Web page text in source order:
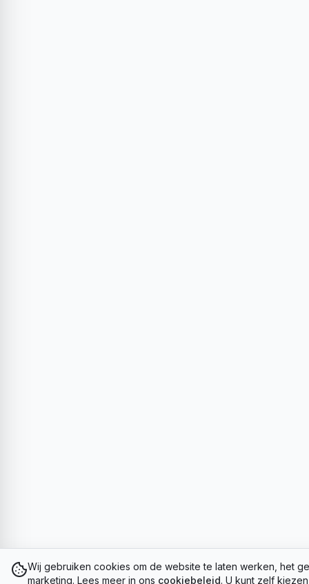
Wij gebruiken cookies om de website te laten werken, het
marketing. Lees meer in ons cookiebeleid. U kunt zelf